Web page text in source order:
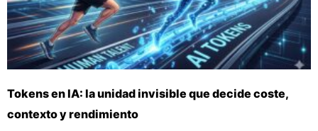
Tokens en IA: la unidad invisible que decide coste,
contexto y rendimiento